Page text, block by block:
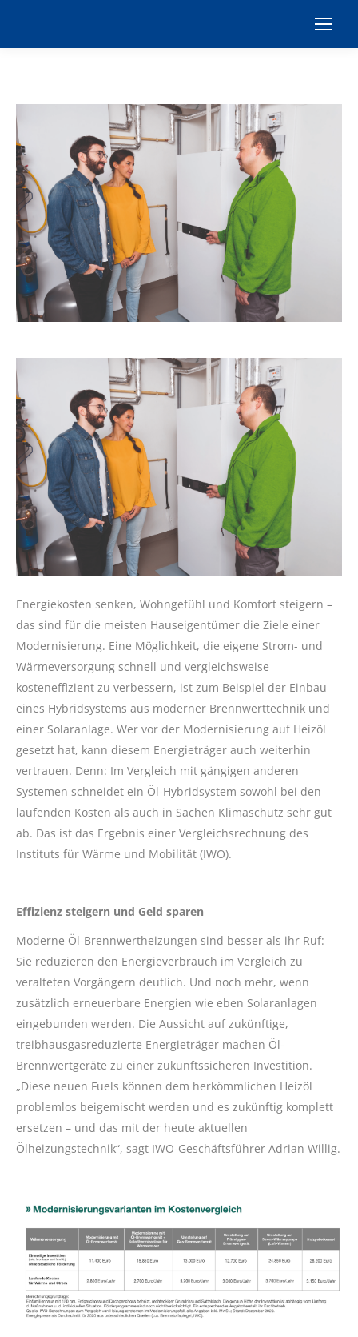
Energiekosten senken, Wohngefühl und Komfort steigern –
das sind für die meisten Hauseigentümer die Ziele einer
Modernisierung. Eine Möglichkeit, die eigene Strom- und
Wärmeversorgung schnell und vergleichsweise
kosteneffizient zu verbessern, ist zum Beispiel der Einbau
eines Hybridsystems aus moderner Brennwerttechnik und
einer Solaranlage. Wer vor der Modernisierung auf Heizöl
gesetzt hat, kann diesem Energieträger auch weiterhin
vertrauen. Denn: Im Vergleich mit gängigen anderen
Systemen schneidet ein Öl-Hybridsystem sowohl bei den
laufenden Kosten als auch in Sachen Klimaschutz sehr gut
ab. Das ist das Ergebnis einer Vergleichsrechnung des
Instituts für Wärme und Mobilität (IWO).
Effizienz steigern und Geld sparen
Moderne Öl-Brennwertheizungen sind besser als ihr Ruf:
Sie reduzieren den Energieverbrauch im Vergleich zu
veralteten Vorgängern deutlich. Und noch mehr, wenn
zusätzlich erneuerbare Energien wie eben Solaranlagen
eingebunden werden. Die Aussicht auf zukünftige,
treibhausgasreduzierte Energieträger machen Öl-
Brennwertgeräte zu einer zukunftssicheren Investition.
„Diese neuen Fuels können dem herkömmlichen Heizöl
problemlos beigemischt werden und es zukünftig komplett
ersetzen – und das mit der heute aktuellen
Ölheizungstechnik“, sagt IWO-Geschäftsführer Adrian Willig.